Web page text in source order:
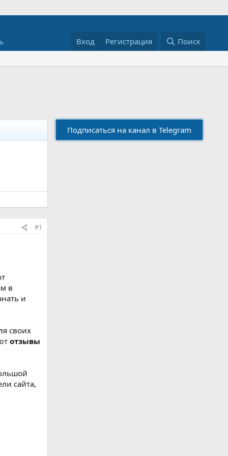
Вход Регистрация Поиск
#1
в
и
своих
отзывы
сайта,
Подписаться на канал в Telegram